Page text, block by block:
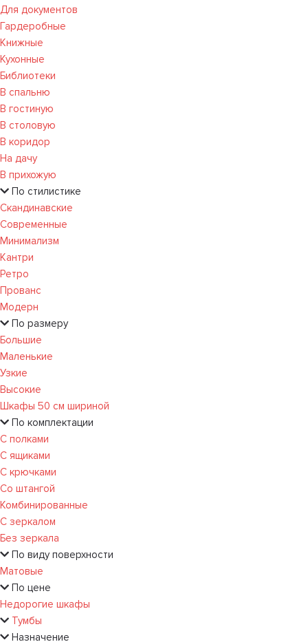
Для документов
Гардеробные
Книжные
Кухонные
Библиотеки
В спальню
В гостиную
В столовую
В коридор
На дачу
В прихожую
По стилистике
Скандинавские
Современные
Минимализм
Кантри
Ретро
Прованс
Модерн
По размеру
Большие
Маленькие
Узкие
Высокие
Шкафы 50 см шириной
По комплектации
С полками
С ящиками
С крючками
Со штангой
Комбинированные
С зеркалом
Без зеркала
По виду поверхности
Матовые
По цене
Недорогие шкафы
Тумбы
Назначение